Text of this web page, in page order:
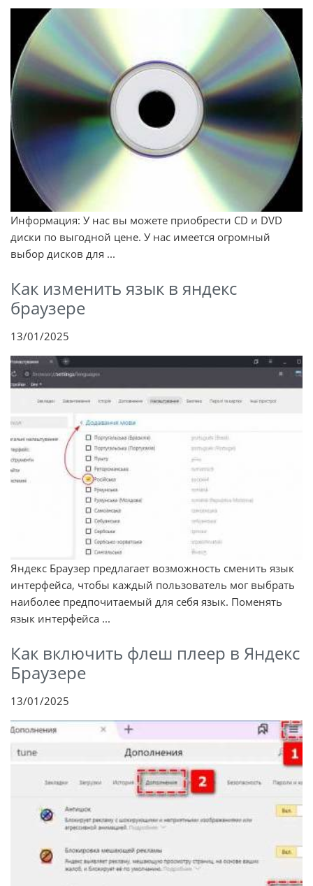
Информация: У нас вы можете приобрести CD и DVD
диски по выгодной цене. У нас имеется огромный
выбор дисков для ...
Как изменить язык в яндекс
браузере
13/01/2025
Яндекс Браузер предлагает возможность сменить язык
интерфейса, чтобы каждый пользователь мог выбрать
наиболее предпочитаемый для себя язык. Поменять
язык интерфейса ...
Как включить флеш плеер в Яндекс
Браузере
13/01/2025